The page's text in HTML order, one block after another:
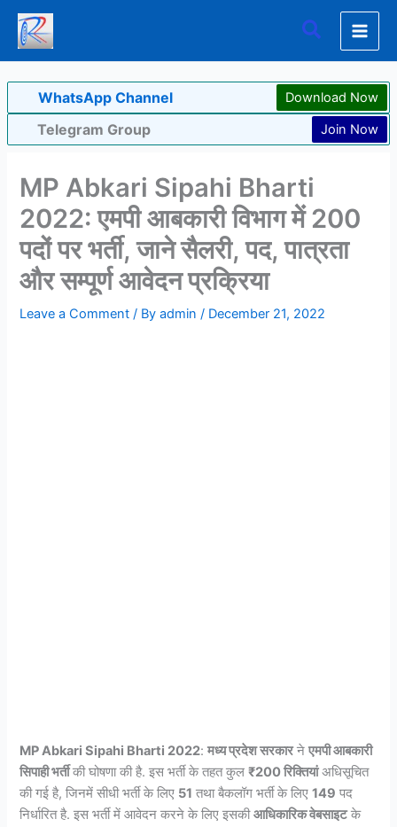
Skip
content
Search
WhatsApp Channel Download Now
Telegram Group Join Now
MP Abkari Sipahi Bharti
2022: एमपी आबकारी विभाग में 200
पदों पर भर्ती, जाने सैलरी, पद, पात्रता
और सम्पूर्ण आवेदन प्रक्रिया
Leave a Comment / Byadmin/ December 21, 2022
MP Abkari Sipahi Bharti 2022:मध्य प्रदेश सरकारनेएमपी आबकारी
सिपाही भर्तीकी घोषणा की है. इस भर्ती के तहत कुल₹200 रिक्तियांअधिसूचित
की गई है, जिनमें सीधी भर्ती के लिए 51 तथा बैकलॉग भर्ती के लिए149 पद
निर्धारित है. इस भर्ती में आवेदन करने के लिए इसकीआधिकारिक वेबसाइटके